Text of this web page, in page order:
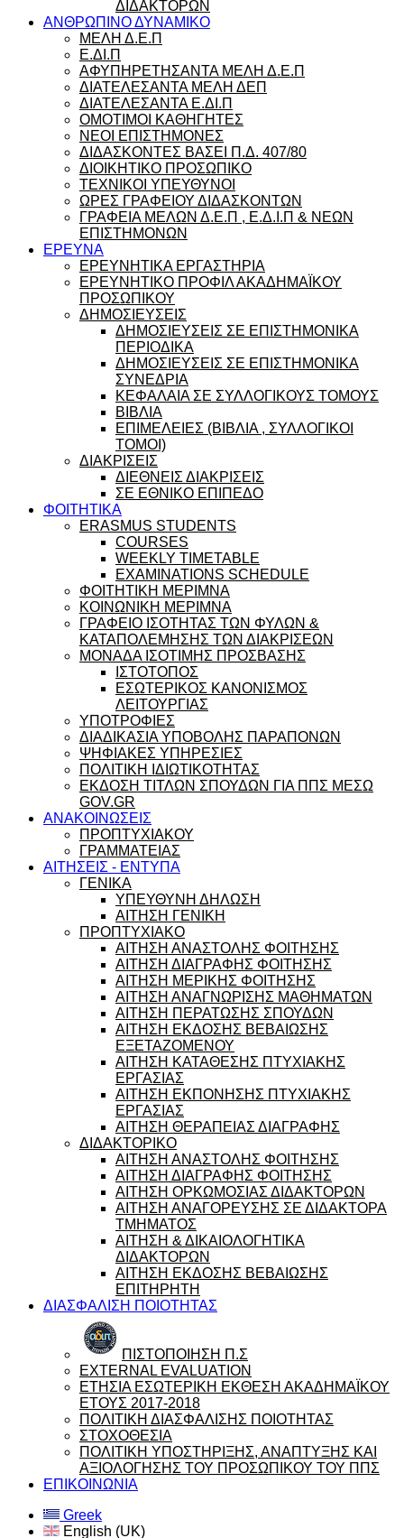
ΔΙΔΑΚΤΟΡΩΝ
ΑΝΘΡΩΠΙΝΟ ΔΥΝΑΜΙΚΟ
ΜΕΛΗ Δ.Ε.Π
Ε.ΔΙ.Π
ΑΦΥΠΗΡΕΤΗΣΑΝΤΑ ΜΕΛΗ Δ.Ε.Π
ΔΙΑΤΕΛΕΣΑΝΤΑ ΜΕΛΗ ΔΕΠ
ΔΙΑΤΕΛΕΣΑΝΤΑ Ε.ΔΙ.Π
ΟΜΟΤΙΜΟΙ ΚΑΘΗΓΗΤΕΣ
ΝΕΟΙ ΕΠΙΣΤΗΜΟΝΕΣ
ΔΙΔΑΣΚΟΝΤΕΣ ΒΑΣΕΙ Π.Δ. 407/80
ΔΙΟΙΚΗΤΙΚΟ ΠΡΟΣΩΠΙΚΟ
ΤΕΧΝΙΚΟΙ ΥΠΕΥΘΥΝΟΙ
ΩΡΕΣ ΓΡΑΦΕΙΟΥ ΔΙΔΑΣΚΟΝΤΩΝ
ΓΡΑΦΕΙΑ ΜΕΛΩΝ Δ.Ε.Π , Ε.Δ.Ι.Π & ΝΕΩΝ
ΕΠΙΣΤΗΜΟΝΩΝ
ΕΡΕΥΝΑ
ΕΡΕΥΝΗΤΙΚΑ ΕΡΓΑΣΤΗΡΙΑ
ΕΡΕΥΝΗΤΙΚΟ ΠΡΟΦΙΛ ΑΚΑΔΗΜΑΪΚΟΥ
ΠΡΟΣΩΠΙΚΟΥ
ΔΗΜΟΣΙΕΥΣΕΙΣ
ΔΗΜΟΣΙΕΥΣΕΙΣ ΣΕ ΕΠΙΣΤΗΜΟΝΙΚΑ
ΠΕΡΙΟΔΙΚΑ
ΔΗΜΟΣΙΕΥΣΕΙΣ ΣΕ ΕΠΙΣΤΗΜΟΝΙΚΑ
ΣΥΝΕΔΡΙΑ
ΚΕΦΑΛΑΙΑ ΣΕ ΣΥΛΛΟΓΙΚΟΥΣ ΤΟΜΟΥΣ
ΒΙΒΛΙΑ
ΕΠΙΜΕΛΕΙΕΣ (ΒΙΒΛΙΑ , ΣΥΛΛΟΓΙΚΟΙ
ΤΟΜΟΙ)
ΔΙΑΚΡΙΣΕΙΣ
ΔΙΕΘΝΕΙΣ ΔΙΑΚΡΙΣΕΙΣ
ΣΕ ΕΘΝΙΚΟ ΕΠΙΠΕΔΟ
ΦΟΙΤΗΤΙΚΑ
ERASMUS STUDENTS
COURSES
WEEKLY TIMETABLE
EXAMINATIONS SCHEDULE
ΦΟΙΤΗΤΙΚΗ ΜΕΡΙΜΝΑ
ΚΟΙΝΩΝΙΚΗ ΜΕΡΙΜΝΑ
ΓΡΑΦΕΙΟ ΙΣΟΤΗΤΑΣ ΤΩΝ ΦΥΛΩΝ &
ΚΑΤΑΠΟΛΕΜΗΣΗΣ ΤΩΝ ΔΙΑΚΡΙΣΕΩΝ
ΜΟΝΑΔΑ ΙΣΟΤΙΜΗΣ ΠΡΟΣΒΑΣΗΣ
ΙΣΤΟΤΟΠΟΣ
ΕΣΩΤΕΡΙΚΟΣ ΚΑΝΟΝΙΣΜΟΣ
ΛΕΙΤΟΥΡΓΙΑΣ
ΥΠΟΤΡΟΦΙΕΣ
ΔΙΑΔΙΚΑΣΙΑ ΥΠΟΒΟΛΗΣ ΠΑΡΑΠΟΝΩΝ
ΨΗΦΙΑΚΕΣ ΥΠΗΡΕΣΙΕΣ
ΠΟΛΙΤΙΚΗ ΙΔΙΩΤΙΚΟΤΗΤΑΣ
ΕΚΔΟΣΗ ΤΙΤΛΩΝ ΣΠΟΥΔΩΝ ΓΙΑ ΠΠΣ ΜΕΣΩ
GOV.GR
ΑΝΑΚΟΙΝΩΣΕΙΣ
ΠΡΟΠΤΥΧΙΑΚΟΥ
ΓΡΑΜΜΑΤΕΙΑΣ
ΑΙΤΗΣΕΙΣ - ΕΝΤΥΠΑ
ΓΕΝΙΚΑ
ΥΠΕΥΘΥΝΗ ΔΗΛΩΣΗ
ΑΙΤΗΣΗ ΓΕΝΙΚΗ
ΠΡΟΠΤΥΧΙΑΚΟ
ΑΙΤΗΣΗ ΑΝΑΣΤΟΛΗΣ ΦΟΙΤΗΣΗΣ
ΑΙΤΗΣΗ ΔΙΑΓΡΑΦΗΣ ΦΟΙΤΗΣΗΣ
ΑΙΤΗΣΗ ΜΕΡΙΚΗΣ ΦΟΙΤΗΣΗΣ
ΑΙΤΗΣΗ ΑΝΑΓΝΩΡΙΣΗΣ ΜΑΘΗΜΑΤΩΝ
ΑΙΤΗΣΗ ΠΕΡΑΤΩΣΗΣ ΣΠΟΥΔΩΝ
ΑΙΤΗΣΗ ΕΚΔΟΣΗΣ ΒΕΒΑΙΩΣΗΣ
ΕΞΕΤΑΖΟΜΕΝΟΥ
ΑΙΤΗΣΗ ΚΑΤΑΘΕΣΗΣ ΠΤΥΧΙΑΚΗΣ
ΕΡΓΑΣΙΑΣ
ΑΙΤΗΣΗ ΕΚΠΟΝΗΣΗΣ ΠΤΥΧΙΑΚΗΣ
ΕΡΓΑΣΙΑΣ
ΑΙΤΗΣΗ ΘΕΡΑΠΕΙΑΣ ΔΙΑΓΡΑΦΗΣ
ΔΙΔΑΚΤΟΡΙΚΟ
ΑΙΤΗΣΗ ΑΝΑΣΤΟΛΗΣ ΦΟΙΤΗΣΗΣ
ΑΙΤΗΣΗ ΔΙΑΓΡΑΦΗΣ ΦΟΙΤΗΣΗΣ
ΑΙΤΗΣΗ ΟΡΚΩΜΟΣΙΑΣ ΔΙΔΑΚΤΟΡΩΝ
ΑΙΤΗΣΗ ΑΝΑΓΟΡΕΥΣΗΣ ΣΕ ΔΙΔΑΚΤΟΡΑ
ΤΜΗΜΑΤΟΣ
ΑΙΤΗΣΗ & ΔΙΚΑΙΟΛΟΓΗΤΙΚΑ
ΔΙΔΑΚΤΟΡΩΝ
ΑΙΤΗΣΗ ΕΚΔΟΣΗΣ ΒΕΒΑΙΩΣΗΣ
ΕΠΙΤΗΡΗΤΗ
ΔΙΑΣΦΑΛΙΣΗ ΠΟΙΟΤΗΤΑΣ
ΠΙΣΤΟΠΟΙΗΣΗ Π.Σ
EXTERNAL EVALUATION
ΕΤΗΣΙΑ ΕΣΩΤΕΡΙΚΗ ΕΚΘΕΣΗ ΑΚΑΔΗΜΑΪΚΟΥ
ΕΤΟΥΣ 2017-2018
ΠΟΛΙΤΙΚΗ ΔΙΑΣΦΑΛΙΣΗΣ ΠΟΙΟΤΗΤΑΣ
ΣΤΟΧΟΘΕΣΙΑ
ΠΟΛΙΤΙΚΗ ΥΠΟΣΤΗΡΙΞΗΣ, ΑΝΑΠΤΥΞΗΣ ΚΑΙ
ΑΞΙΟΛΟΓΗΣΗΣ ΤΟΥ ΠΡΟΣΩΠΙΚΟΥ ΤΟΥ ΠΠΣ
ΕΠΙΚΟΙΝΩΝΙΑ
Greek
English (UK)